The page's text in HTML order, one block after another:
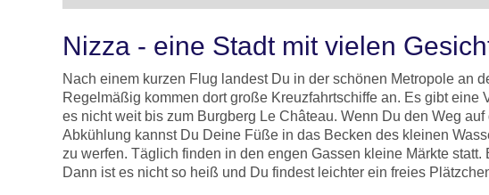
Nizza - eine Stadt mit vielen
Nach einem kurzen Flug landest Du in der schönen Metropole an
Regelmäßig kommen dort große Kreuzfahrtschiffe an. Es gibt
es nicht weit bis zum Burgberg Le Château. Wenn Du den Weg
Abkühlung kannst Du Deine Füße in das Becken des kleinen
zu werfen. Täglich finden in den engen Gassen kleine Märkte
Dann ist es nicht so heiß und Du findest leichter ein freies